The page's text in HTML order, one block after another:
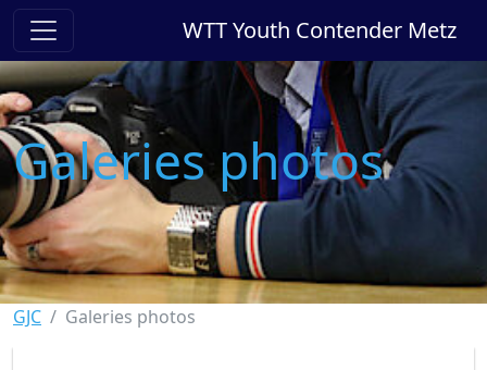
WTT Youth Contender Metz
Galeries photos
GJC Galeries photos